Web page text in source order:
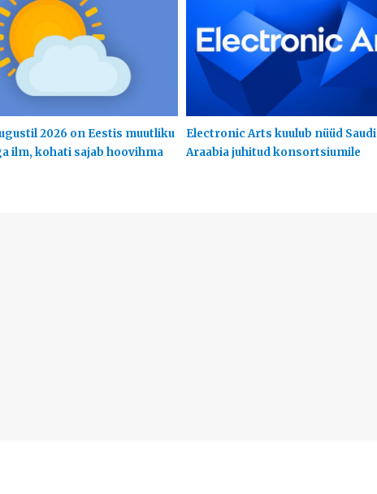
2026 on Eestis muutliku
ilm, kohati sajab hoovihma
Electronic Arts kuulub nüüd Saudi
Araabia juhitud konsortsiumile